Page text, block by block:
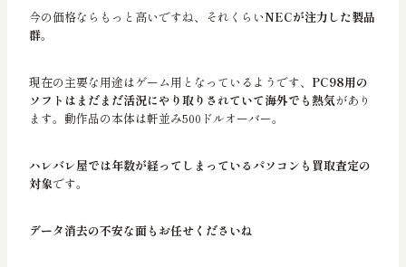
今の価格ならもっと高いですね、それくらいNECが注力した製品
群。
現在の主要な用途はゲーム用となっているようです、 PC98用の
ソフトはまだまだ活況にやり取りされていて海外でも熱気があり
ます。動作品の本体は軒並み500ドルオーバー。
ハレバレ屋では年数が経ってしまっているパソコンも買取査定の
対象です。
データ消去の不安な面もお任せくださいね